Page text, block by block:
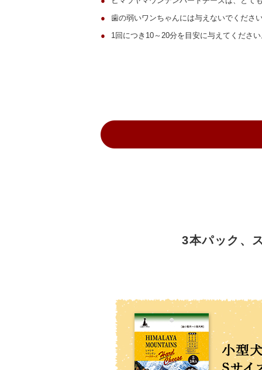
●
歯の弱いワンちゃんには与えないでくださ
●
1回につき10～20分を目安に与えてくださ
3本パック、